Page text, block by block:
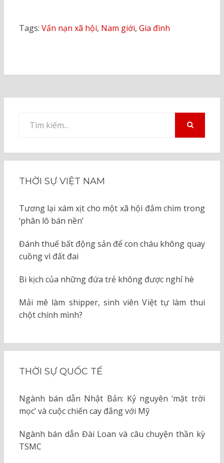
Tags: Vấn nạn xã hội, Nam giới, Gia đình
kiếm
THỜI SỰ VIỆT NAM
Tương lại xám xịt cho một xã hội đắm chìm trong
‘phân lô bán nền’
Đánh thuế bất động sản để con cháu không quay
cuồng vì đất đai
Bi kịch của những đứa trẻ không được nghỉ hè
Mải mê làm shipper, sinh viên Việt tự làm thui
chột chính mình?
THỜI SỰ QUỐC TẾ
Ngành bán dẫn Nhật Bản: Kỷ nguyên ‘mặt trời
mọc’ và cuộc chiến cay đắng với Mỹ
Ngành bán dẫn Đài Loan và câu chuyện thần kỳ
TSMC